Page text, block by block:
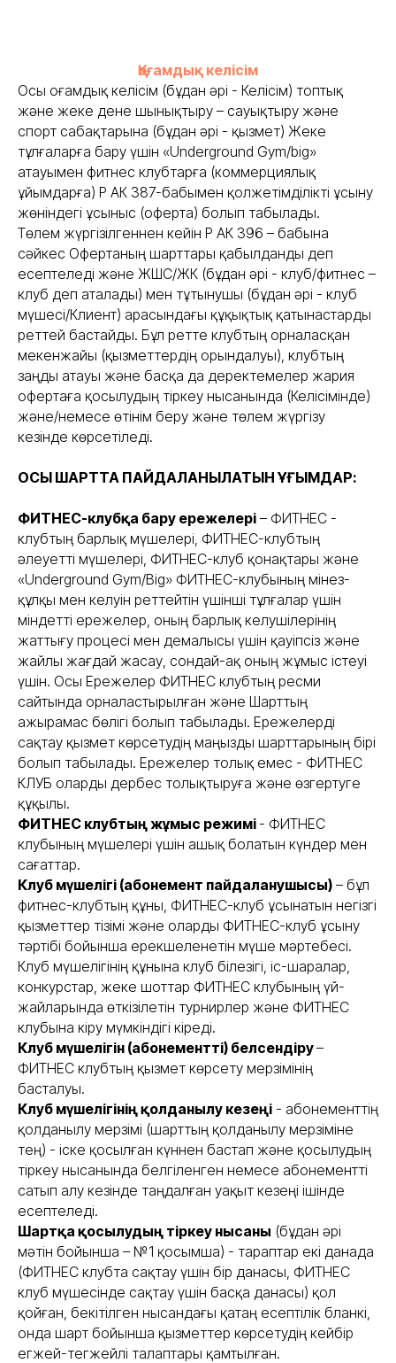
Қоғамдық келісім
Осы Қоғамдық келісім (бұдан әрі - Келісім) топтық
және жеке дене шынықтыру – сауықтыру және
спорт сабақтарына (бұдан әрі - қызмет) Жеке
тұлғаларға бару үшін «Underground Gym/big»
атауымен фитнес клубтарға (коммерциялық
ұйымдарға) ҚР АК 387-бабымен қолжетімділікті ұсыну
жөніндегі ұсыныс (оферта) болып табылады.
Төлем жүргізілгеннен кейін ҚР АК 396 – бабына
сәйкес Офертаның шарттары қабылданды деп
есептеледі және ЖШС/ЖК (бұдан әрі - клуб/фитнес –
клуб деп аталады) мен тұтынушы (бұдан әрі - клуб
мүшесі/Клиент) арасындағы құқықтық қатынастарды
реттей бастайды. Бұл ретте клубтың орналасқан
мекенжайы (қызметтердің орындалуы), клубтың
заңды атауы және басқа да деректемелер жария
офертаға қосылудың тіркеу нысанында (Келісімінде)
және/немесе өтінім беру және төлем жүргізу
кезінде көрсетіледі.
ОСЫ ШАРТТА ПАЙДАЛАНЫЛАТЫН ҰҒЫМДАР:
ФИТНЕС-клубқа бару ережелері – ФИТНЕС -
клубтың барлық мүшелері, ФИТНЕС-клубтың
әлеуетті мүшелері, ФИТНЕС-клуб қонақтары және
«Underground Gym/Big» ФИТНЕС-клубының мінез-
құлқы мен келуін реттейтін үшінші тұлғалар үшін
міндетті ережелер, оның барлық келушілерінің
жаттығу процесі мен демалысы үшін қауіпсіз және
жайлы жағдай жасау, сондай-ақ оның жұмыс істеуі
үшін. Осы Ережелер ФИТНЕС клубтың ресми
сайтында орналастырылған және Шарттың
ажырамас бөлігі болып табылады. Ережелерді
сақтау қызмет көрсетудің маңызды шарттарының бірі
болып табылады. Ережелер толық емес - ФИТНЕС
КЛУБ оларды дербес толықтыруға және өзгертуге
құқылы.
ФИТНЕС клубтың жұмыс режимі - ФИТНЕС
клубының мүшелері үшін ашық болатын күндер мен
сағаттар.
Клуб мүшелігі (абонемент пайдаланушысы) – бұл
фитнес-клубтың құны, ФИТНЕС-клуб ұсынатын негізгі
қызметтер тізімі және оларды ФИТНЕС-клуб ұсыну
тәртібі бойынша ерекшеленетін мүше мәртебесі.
Клуб мүшелігінің құнына клуб білезігі, іс-шаралар,
конкурстар, жеке шоттар ФИТНЕС клубының үй-
жайларында өткізілетін турнирлер және ФИТНЕС
клубына кіру мүмкіндігі кіреді.
Клуб мүшелігін (абонементті) белсендіру–
ФИТНЕС клубтың қызмет көрсету мерзімінің
басталуы.
Клуб мүшелігінің қолданылу кезеңі - абонементтің
қолданылу мерзімі (шарттың қолданылу мерзіміне
тең) - іске қосылған күннен бастап және қосылудың
тіркеу нысанында белгіленген немесе абонементті
сатып алу кезінде таңдалған уақыт кезеңі ішінде
есептеледі.
Шартқа қосылудың тіркеу нысаны (бұдан әрі
мәтін бойынша – №1 қосымша) - тараптар екі данада
(ФИТНЕС клубта сақтау үшін бір данасы, ФИТНЕС
клуб мүшесінде сақтау үшін басқа данасы) қол
қойған, бекітілген нысандағы қатаң есептілік бланкі,
онда шарт бойынша қызметтер көрсетудің кейбір
егжей-тегжейлі талаптары қамтылған.